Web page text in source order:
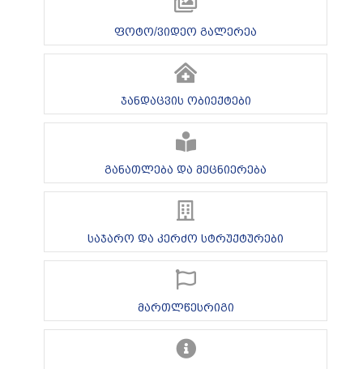
ფოტო/ვიდეო გალერეა
ჯანდაცვის ობიექტები
განათლება და მეცნიერება
საჯარო და კერძო სტრუქტურები
მართლწესრიგი